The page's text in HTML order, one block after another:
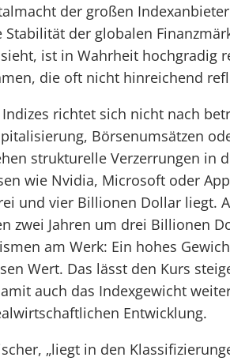
der großen Indexanbieter
der globalen
ist in Wahrheit hochgradig
die oft nicht hinreichend
richtet sich nicht nach
Börsenumsätzen
strukturelle Verzerrungen in
wie Nvidia, Microsoft oder
und vier Billionen Dollar liegt.
zwei Jahren um drei Billionen
am Werk: Ein hohes
Wert. Das lässt den Kurs
auch das Indexgewicht
Entwicklung.
„liegt in den